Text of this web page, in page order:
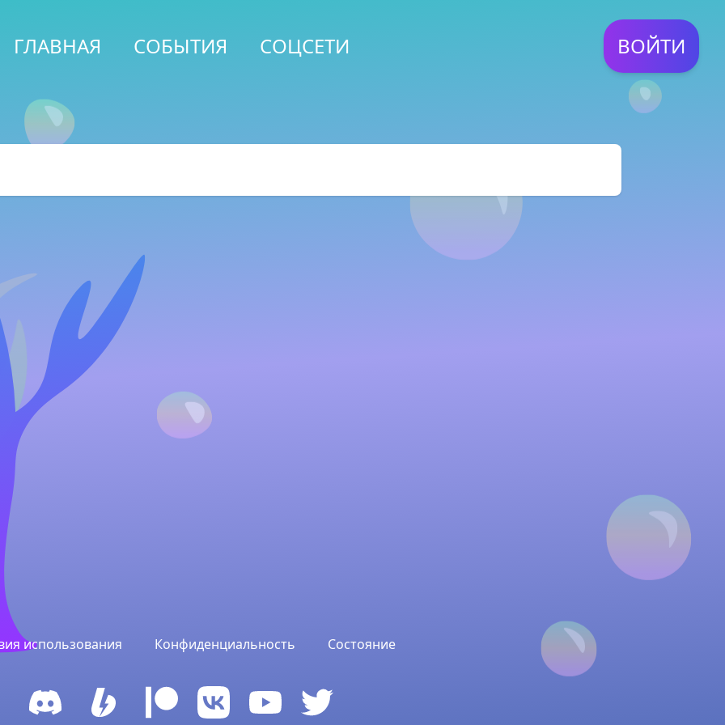
ГЛАВНАЯ СОБЫТИЯ СОЦСЕТИ ВОЙТИ
использования Конфиденциальность Состояние
DISCORD BOOSTY PATREONVK YOUTUBETWITTER